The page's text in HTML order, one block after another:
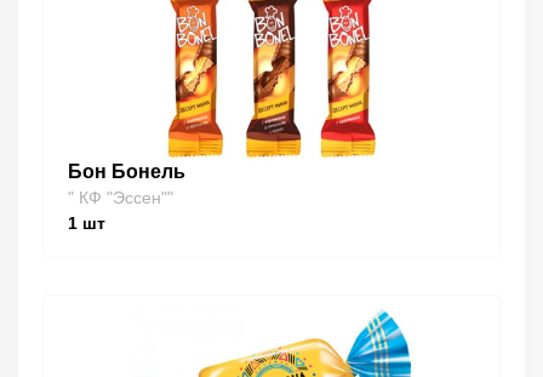
Бон Бонель
" КФ "Эссен""
1 шт